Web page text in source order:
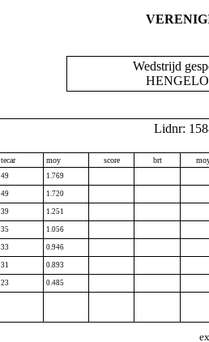
Wedstrijd
Lidnr:
tecar moy score brt
49 1.769
49 1.720
39 1.251
35 1.056
33 0.946
31 0.893
23 0.485